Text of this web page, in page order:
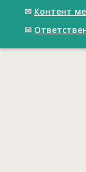
✉ Контент
✉